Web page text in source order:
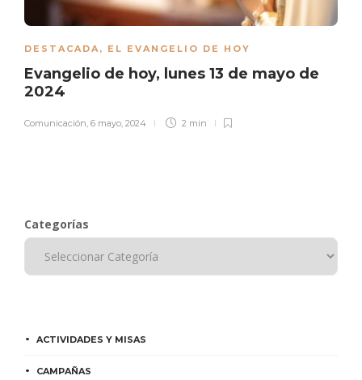
DESTACADA, EL EVANGELIO DE HOY
Evangelio de hoy, lunes 13 de mayo de
2024
Comunicación, 6 mayo, 2024 2 min
Categorías
ACTIVIDADES Y MISAS
CAMPAÑAS